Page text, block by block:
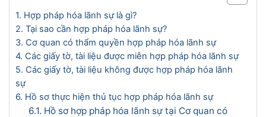
1. Hợp pháp hóa lãnh sự là gì?
2. Tại sao cần hợp pháp hóa lãnh sự?
3. Cơ quan có thẩm quyền hợp pháp hóa lãnh sự
4. Các giấy tờ, tài liệu được miễn hợp pháp hóa lãnh sự
5. Các giấy tờ, tài liệu không được hợp pháp hóa lãnh
sự
6. Hồ sơ thực hiện thủ tục hợp pháp hóa lãnh sự
6.1. Hồ sơ hợp pháp hóa lãnh sự tại Cơ quan có